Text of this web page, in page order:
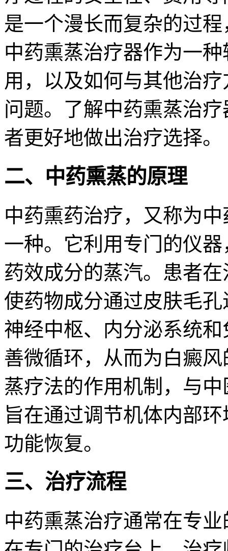
是一个漫长而复杂的过
中药熏蒸治疗器作为一
用，以及如何与其他治
问题。了解中药熏蒸治
者更好地做出治疗选择。
二、中药熏蒸的原理
中药熏药治疗，又称为
一种。它利用专门的仪
药效成分的蒸汽。患者
使药物成分通过皮肤毛
神经中枢、内分泌系统
善微循环，从而为白癜
蒸疗法的作用机制，与
旨在通过调节机体内部
功能恢复。
三、治疗流程
中药熏蒸治疗通常在专